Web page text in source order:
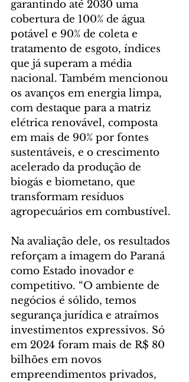
garantindo até 2030 uma
cobertura de 100% de água
potável e 90% de coleta e
tratamento de esgoto, índices
que já superam a média
nacional. Também mencionou
os avanços em energia limpa,
com destaque para a matriz
elétrica renovável, composta
em mais de 90% por fontes
sustentáveis, e o crescimento
acelerado da produção de
biogás e biometano, que
transformam resíduos
agropecuários em combustível.
Na avaliação dele, os resultados
reforçam a imagem do Paraná
como Estado inovador e
competitivo. “O ambiente de
negócios é sólido, temos
segurança jurídica e atraímos
investimentos expressivos. Só
em 2024 foram mais de R$ 80
bilhões em novos
empreendimentos privados,